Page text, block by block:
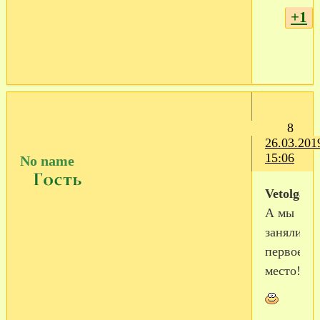
+1
8
15:06
No name
Vetolga
А мы
заняли
первое
место!